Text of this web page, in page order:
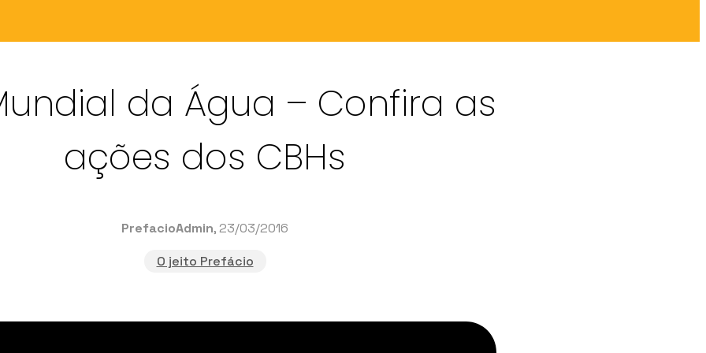
da Água – Confira as
ações dos CBHs
PrefacioAdmin, 23/03/2016
O jeito Prefácio